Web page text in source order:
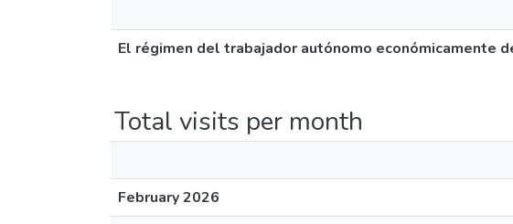
El régimen del trabajador autónomo económicamente
Total visits per month
February 2026